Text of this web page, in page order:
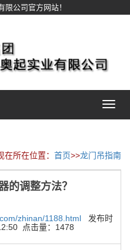
公司官方网站！
Toggle
在所在位置： 首页>>龙门吊指南
的调整方法？
zhinan/1188.html发布时
点击量：1478